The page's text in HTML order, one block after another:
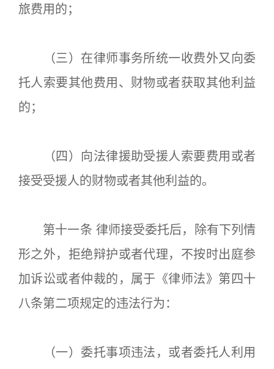
旅费用的；
（三）在律师事务所统一收费外又向委
托人索要其他费用、财物或者获取其他利益
的；
（四）向法律援助受援人索要费用或者
接受受援人的财物或者其他利益的。
第十一条 律师接受委托后，除有下列情
形之外，拒绝辩护或者代理，不按时出庭参
加诉讼或者仲裁的，属于《律师法》第四十
八条第二项规定的违法行为：
（一）委托事项违法，或者委托人利用